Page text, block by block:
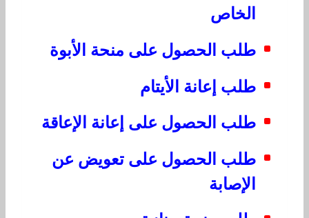
الخاص
طلب الحصول على منحة الأبوة
طلب إعانة الأيتام
طلب الحصول على إعانة الإعاقة
طلب الحصول على تعويض عن
الإصابة